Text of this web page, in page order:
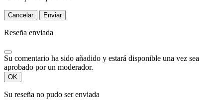
Cancelar Enviar
Reseña enviada
Su comentario ha sido añadido y estará disponible una vez sea
aprobado por un moderador.
OK
Su reseña no pudo ser enviada